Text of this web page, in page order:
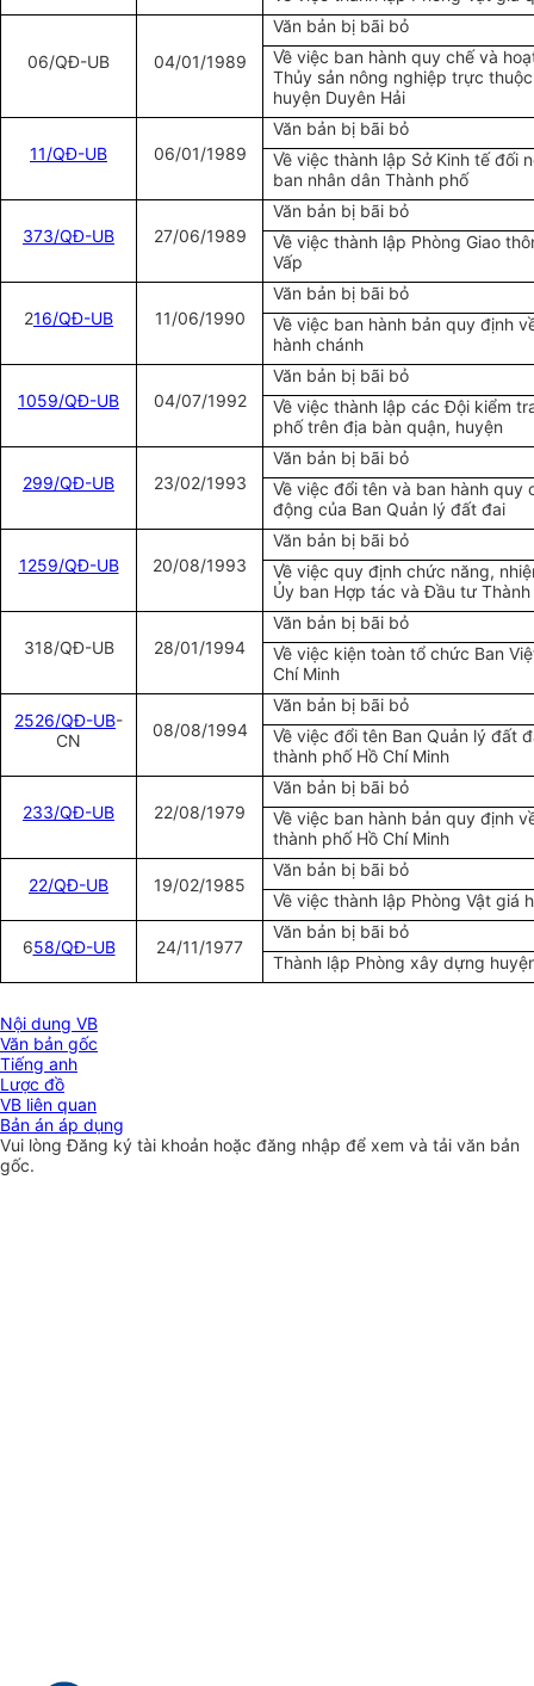
06/QĐ-UB 04/01/1989
Văn bản bị bãi bỏ
Về việc ban hành quy chế và
Thủy sản nông nghiệp trực
huyện Duyên Hải
11/QĐ-UB 06/01/1989
Văn bản bị bãi bỏ
Về việc thành lập Sở Kinh tế đối
ban nhân dân Thành phố
373/QĐ-UB 27/06/1989
Văn bản bị bãi bỏ
Về việc thành lập Phòng Giao
Vấp
216/QĐ-UB 11/06/1990
Văn bản bị bãi bỏ
Về việc ban hành bản quy định
hành chánh
1059/QĐ-UB 04/07/1992
Văn bản bị bãi bỏ
Về việc thành lập các Đội kiểm
phố trên địa bàn quận, huyện
299/QĐ-UB 23/02/1993
Văn bản bị bãi bỏ
Về việc đổi tên và ban hành quy
động của Ban Quản lý đất đai
1259/QĐ-UB 20/08/1993
Văn bản bị bãi bỏ
Về việc quy định chức năng,
Ủy ban Hợp tác và Đầu tư Thành
318/QĐ-UB 28/01/1994
Văn bản bị bãi bỏ
Về việc kiện toàn tổ chức Ban
Chí Minh
2526/QĐ-UB-
CN
08/08/1994
Văn bản bị bãi bỏ
Về việc đổi tên Ban Quản lý đất
thành phố Hồ Chí Minh
233/QĐ-UB 22/08/1979
Văn bản bị bãi bỏ
Về việc ban hành bản quy định
thành phố Hồ Chí Minh
22/QĐ-UB 19/02/1985
Văn bản bị bãi bỏ
Về việc thành lập Phòng Vật giá
658/QĐ-UB 24/11/1977
Văn bản bị bãi bỏ
Thành lập Phòng xây dựng
Nội dung VB
Văn bản gốc
Tiếng anh
Lược đồ
VB liên quan
Bản án áp dụng
Vui lòngĐăng ký tài khoản hoặc đăng nhập để xem và tải văn bản
gốc.